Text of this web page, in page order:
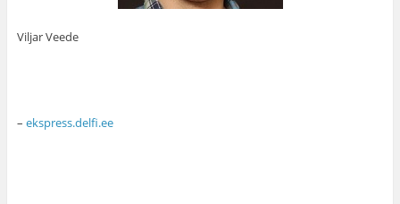
Viljar Veede
– ekspress.delfi.ee